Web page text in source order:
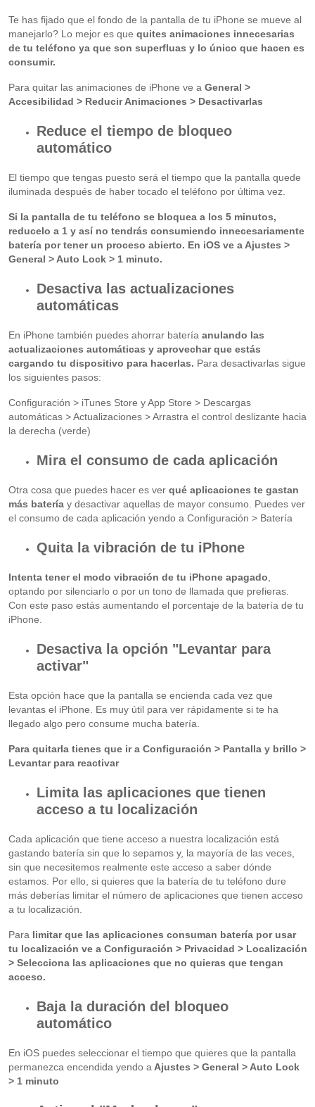
Te has fijado que el fondo de la pantalla de tu iPhone se mueve al
manejarlo? Lo mejor es que quites animaciones innecesarias
de tu teléfono ya que son superfluas y lo único que hacen es
consumir.
Para quitar las animaciones de iPhone ve a General >
Accesibilidad > Reducir Animaciones > Desactivarlas
Reduce el tiempo de bloqueo
automático
El tiempo que tengas puesto será el tiempo que la pantalla quede
iluminada después de haber tocado el teléfono por última vez.
Si la pantalla de tu teléfono se bloquea a los 5 minutos,
reducelo a 1 y así no tendrás consumiendo innecesariamente
batería por tener un proceso abierto. En iOS ve a Ajustes >
General > Auto Lock > 1 minuto.
Desactiva las actualizaciones
automáticas
En iPhone también puedes ahorrar batería anulando las
actualizaciones automáticas y aprovechar que estás
cargando tu dispositivo para hacerlas. Para desactivarlas sigue
los siguientes pasos:
Configuración > iTunes Store y App Store > Descargas
automáticas > Actualizaciones > Arrastra el control deslizante hacia
la derecha (verde)
Mira el consumo de cada aplicación
Otra cosa que puedes hacer es ver qué aplicaciones te gastan
más bateríay desactivar aquellas de mayor consumo. Puedes ver
el consumo de cada aplicación yendo a Configuración > Batería
Quita la vibración de tu iPhone
Intenta tener el modo vibración de tu iPhone apagado
optando por silenciarlo o por un tono de llamada que prefieras.
Con este paso estás aumentando el porcentaje de la batería de tu
iPhone.
Desactiva la opción "Levantar para
activar"
Esta opción hace que la pantalla se encienda cada vez que
levantas el iPhone. Es muy útil para ver rápidamente si te ha
llegado algo pero consume mucha batería.
Para quitarla tienes que ir a Configuración > Pantalla y brillo >
Levantar para reactivar
Limita las aplicaciones que tienen
acceso a tu localización
Cada aplicación que tiene acceso a nuestra localización está
gastando batería sin que lo sepamos y, la mayoría de las veces,
sin que necesitemos realmente este acceso a saber dónde
estamos. Por ello, si quieres que la batería de tu teléfono dure
más deberías limitar el número de aplicaciones que tienen acceso
a tu localización.
Para limitar que las aplicaciones consuman batería por usar
tu localización ve a Configuración > Privacidad > Localización
> Selecciona las aplicaciones que no quieras que tengan
acceso.
Baja la duración del bloqueo
automático
En iOS puedes seleccionar el tiempo que quieres que la pantalla
permanezca encendida yendo a Ajustes > General > Auto Lock
> 1 minuto